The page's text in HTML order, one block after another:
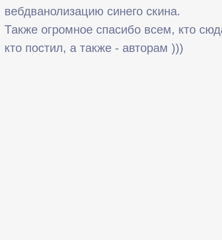
вебдванолизацию синего скина.
Также огромное спасибо всем, кто
кто постил, а также - авторам )))